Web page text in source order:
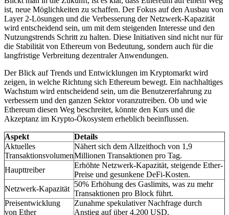
ist, neue Möglichkeiten zu schaffen. Der Fokus auf den Ausbau von
Layer 2-Lösungen und die Verbesserung der Netzwerk-Kapazität
wird entscheidend sein, um mit dem steigenden Interesse und den
Nutzungstrends Schritt zu halten. Diese Initiativen sind nicht nur für
die Stabilität von Ethereum von Bedeutung, sondern auch für die
langfristige Verbreitung dezentraler Anwendungen.
Der Blick auf Trends und Entwicklungen im Kryptomarkt wird
zeigen, in welche Richtung sich Ethereum bewegt. Ein nachhaltiges
Wachstum wird entscheidend sein, um die Benutzererfahrung zu
verbessern und den ganzen Sektor voranzutreiben. Ob und wie
Ethereum diesen Weg beschreitet, könnte den Kurs und die
Akzeptanz im Krypto-Ökosystem erheblich beeinflussen.
Aspekt
Details
Aktuelles
Transaktionsvolumen
Nähert sich dem Allzeithoch von 1,9
Millionen Transaktionen pro Tag.
Haupttreiber
Erhöhte Netzwerk-Kapazität, steigende Ether-
Preise und gesunkene DeFi-Kosten.
Netzwerk-Kapazität
50% Erhöhung des Gaslimits, was zu mehr
Transaktionen pro Block führt.
Preisentwicklung
von Ether
Zunahme spekulativer Nachfrage durch
Anstieg auf über 4.200 USD.